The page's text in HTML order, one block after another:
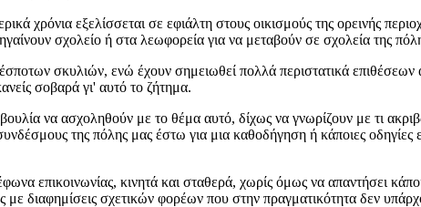
εξελίσσεται σε εφιάλτη στους οικισμούς της ορεινής
σχολείο ή στα λεωφορεία για να μεταβούν σε σχολεία της
σκυλιών, ενώ έχουν σημειωθεί πολλά περιστατικά επιθέσεων
σοβαρά γι' αυτό το ζήτημα.
να ασχοληθούν με το θέμα αυτό, δίχως να γνωρίζουν με τι
της πόλης μας έστω για μια καθοδήγηση ή κάποιες
κινητά και σταθερά, χωρίς όμως να απαντήσει
με διαφημίσεις σχετικών φορέων που στην πραγματικότητα δεν